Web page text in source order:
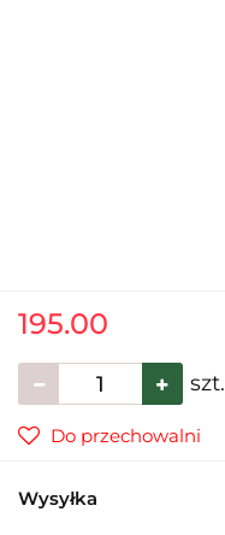
195.00
szt.
Do przechowalni
Wysyłka